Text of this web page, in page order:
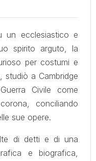
un ecclesiastico e
spirito arguto, la
per costumi e
studiò a Cambridge
Civile come
conciliando
sue opere.
di detti e di una
e biografica,